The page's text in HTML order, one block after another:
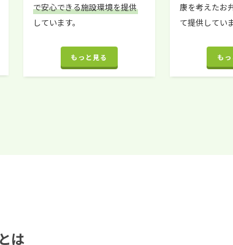
で安心できる施設環境を提供
しています。
もっと見る
康を考えたお
て提供していま
も
は